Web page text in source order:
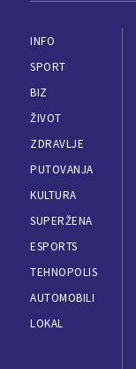
INFO
SPORT
BIZ
ŽIVOT
ZDRAVLJE
PUTOVANJA
KULTURA
SUPERŽENA
ESPORTS
TEHNOPOLIS
AUTOMOBILI
LOKAL